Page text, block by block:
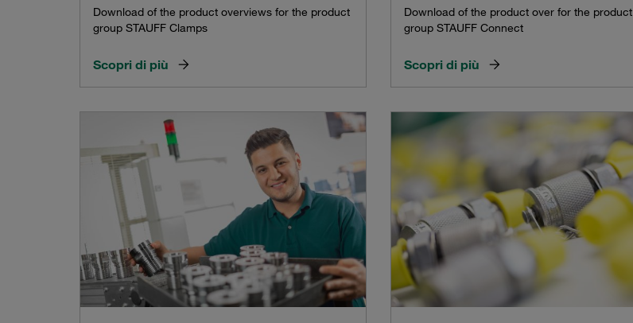
Download of the product overviews for the product
group STAUFF Clamps
Scopri di più
Download of the product over for the product
group STAUFF Connect
Scopri di più